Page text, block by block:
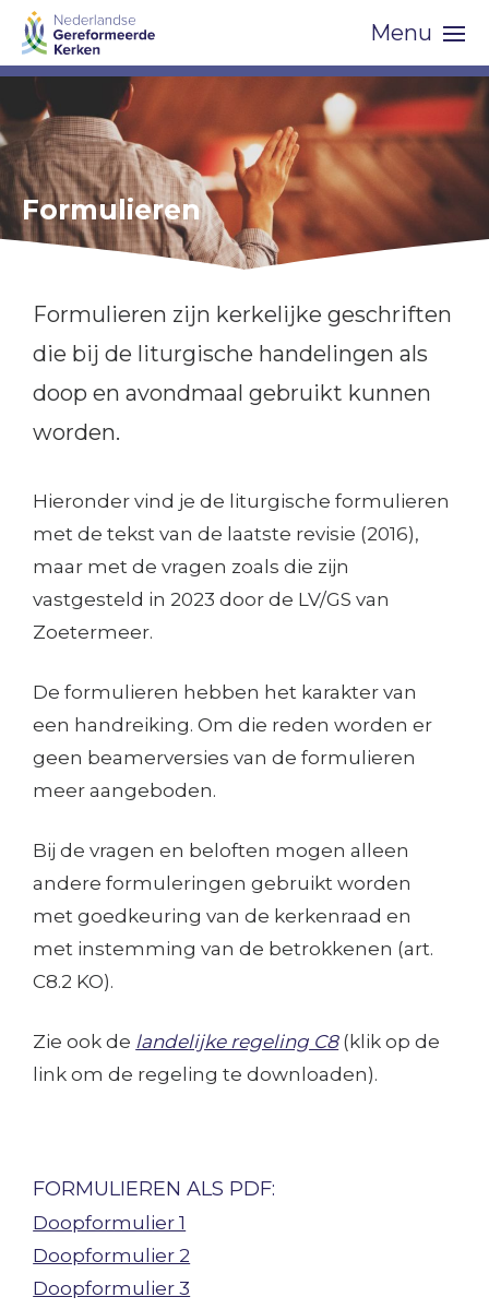
Skip
navigation
Menu
Formulieren
Formulieren zijn kerkelijke geschriften
die bij de liturgische handelingen als
doop en avondmaal gebruikt kunnen
worden.
Hieronder vind je de liturgische formulieren
met de tekst van de laatste revisie (2016),
maar met de vragen zoals die zijn
vastgesteld in 2023 door de LV/GS van
Zoetermeer.
De formulieren hebben het karakter van
een handreiking. Om die reden worden er
geen beamerversies van de formulieren
meer aangeboden.
Bij de vragen en beloften mogen alleen
andere formuleringen gebruikt worden
met goedkeuring van de kerkenraad en
met instemming van de betrokkenen (art.
C8.2 KO).
Zie ook de landelijke regeling C8(klik op de
link om de regeling te downloaden).
FORMULIEREN ALS PDF:
Doopformulier 1
Doopformulier 2
Doopformulier 3